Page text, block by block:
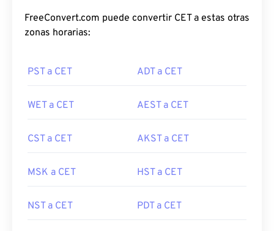
FreeConvert.com puede convertir CET a estas otras
zonas horarias:
PST a CET ADT a CET
WET a CET AEST a CET
CST a CET AKST a CET
MSK a CET HST a CET
NST a CET PDT a CET